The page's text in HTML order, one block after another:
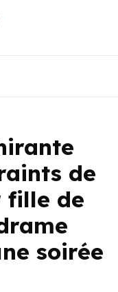
de
fille de
soirée